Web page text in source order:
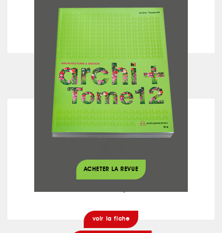
voir la fiche
Plaquiste
RENOVATION 31
voir la fiche
ACHETER LA REVUE